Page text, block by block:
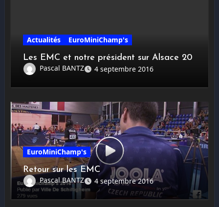
Actualités
EuroMiniChamp's
Les EMC et notre président sur Alsace 20
Pascal BANTZ
4 septembre 2016
EuroMiniChamp's
Retour sur les EMC
Pascal BANTZ
4 septembre 2016